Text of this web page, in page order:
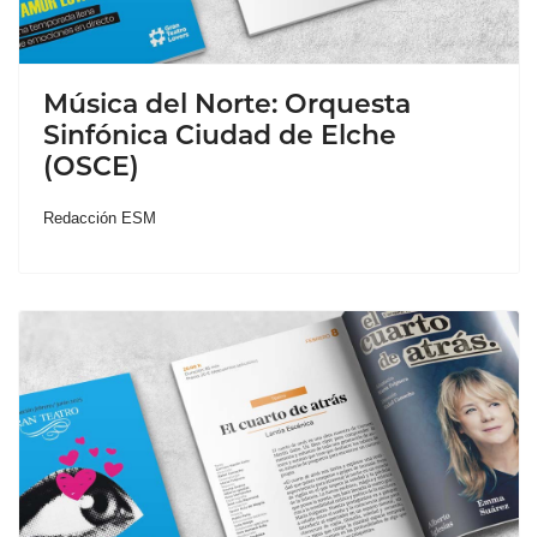
Música del Norte: Orquesta
Sinfónica Ciudad de Elche
(OSCE)
Redacción ESM